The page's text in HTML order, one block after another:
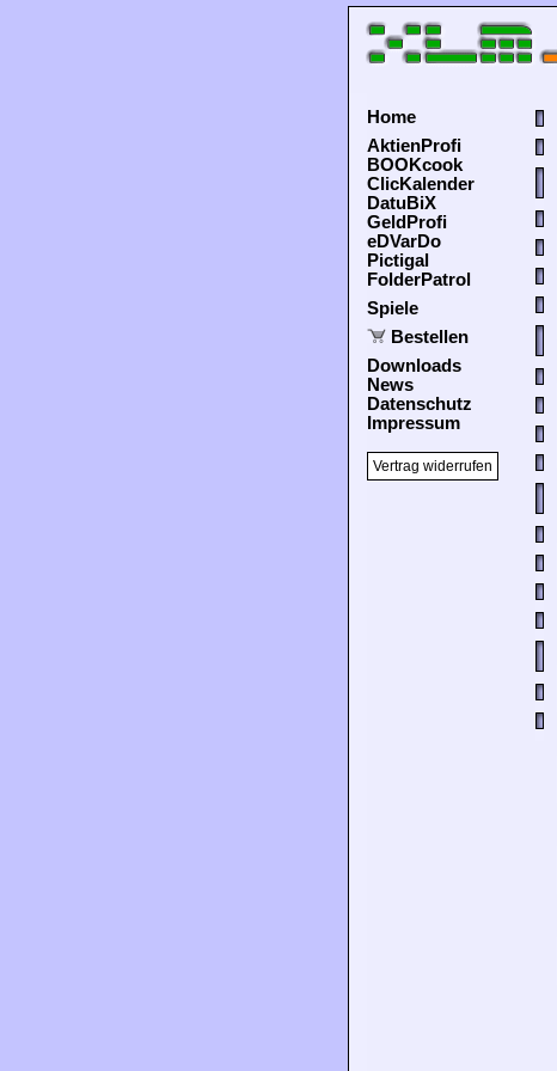
Home
AktienProfi
BOOKcook
ClicKalender
DatuBiX
GeldProfi
eDVarDo
Pictigal
FolderPatrol
Spiele
Bestellen
Downloads
News
Datenschutz
Impressum
Vertrag widerrufen